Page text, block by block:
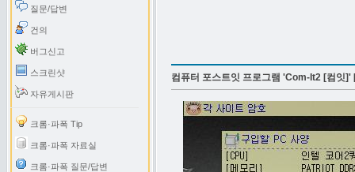
질문/답변
건의
버그신고
스크린샷
자유게시판
크롬·파폭 Tip
크롬·파폭 자료실
크롬·파폭 질문/답변
컴퓨터 포스트잇 프로그램 'Com-It2 [컴잇]'